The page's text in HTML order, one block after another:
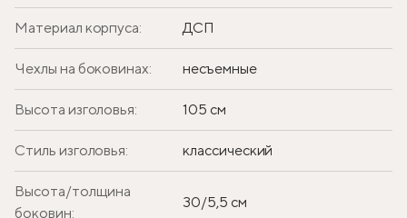
Материал корпуса: ДСП
Чехлы на боковинах: несъемные
Высота изголовья: 105 см
Стиль изголовья: классический
Высота/толщина
боковин:
30/5,5 см